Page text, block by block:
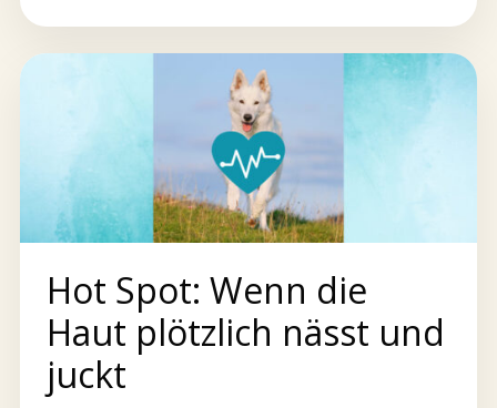
Hot Spot: Wenn die
Haut plötzlich nässt und
juckt